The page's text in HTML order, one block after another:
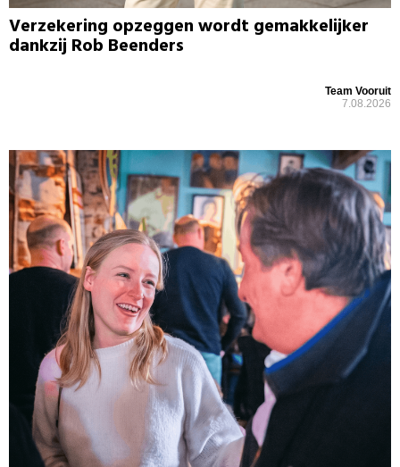
Verzekering opzeggen wordt gemakkelijker
dankzij Rob Beenders
Team Vooruit
7.08.2026